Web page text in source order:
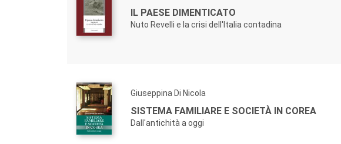
IL PAESE DIMENTICATO
Nuto Revelli e la crisi dell'Italia contadina
Giuseppina Di Nicola
SISTEMA FAMILIARE E SOCIETÀ IN COREA
Dall'antichità a oggi